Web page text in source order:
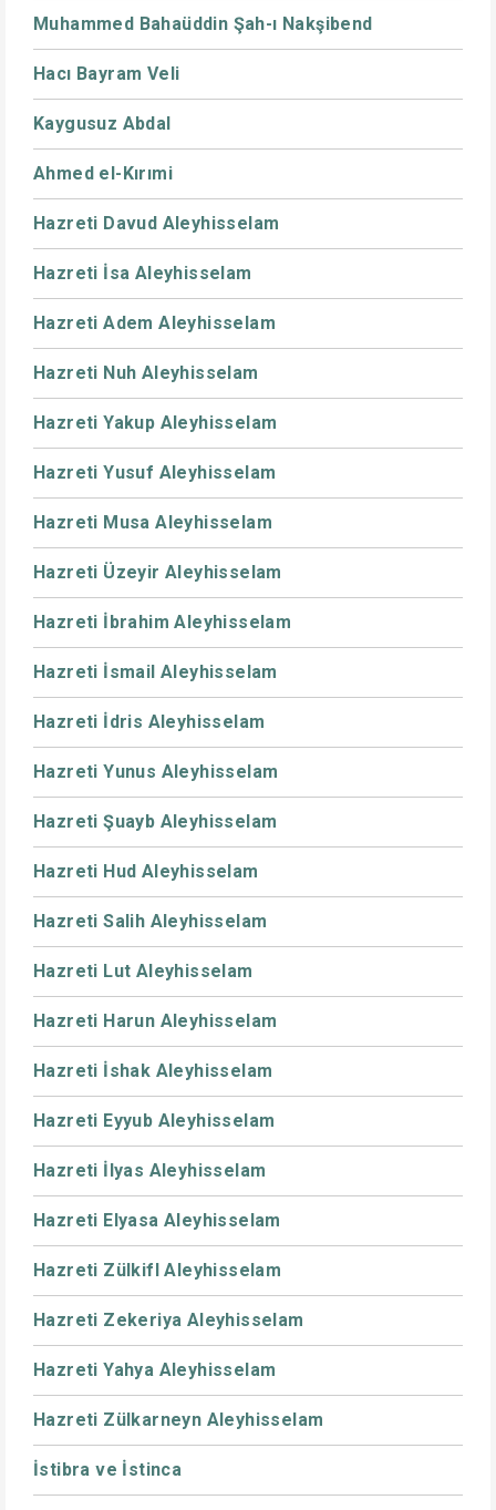
Muhammed Bahaüddin Şah-ı Nakşibend
Hacı Bayram Veli
Kaygusuz Abdal
Ahmed el-Kırımi
Hazreti Davud Aleyhisselam
Hazreti İsa Aleyhisselam
Hazreti Adem Aleyhisselam
Hazreti Nuh Aleyhisselam
Hazreti Yakup Aleyhisselam
Hazreti Yusuf Aleyhisselam
Hazreti Musa Aleyhisselam
Hazreti Üzeyir Aleyhisselam
Hazreti İbrahim Aleyhisselam
Hazreti İsmail Aleyhisselam
Hazreti İdris Aleyhisselam
Hazreti Yunus Aleyhisselam
Hazreti Şuayb Aleyhisselam
Hazreti Hud Aleyhisselam
Hazreti Salih Aleyhisselam
Hazreti Lut Aleyhisselam
Hazreti Harun Aleyhisselam
Hazreti İshak Aleyhisselam
Hazreti Eyyub Aleyhisselam
Hazreti İlyas Aleyhisselam
Hazreti Elyasa Aleyhisselam
Hazreti Zülkifl Aleyhisselam
Hazreti Zekeriya Aleyhisselam
Hazreti Yahya Aleyhisselam
Hazreti Zülkarneyn Aleyhisselam
İstibra ve İstinca